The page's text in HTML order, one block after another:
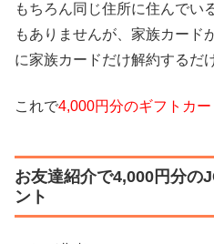
もちろん同じ住所に住んでい
もありませんが、家族カード
に家族カードだけ解約するだ
これで4,000円分のギフトカー
お友達紹介で4,000円分の
ント